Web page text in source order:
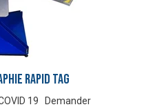
RAPID TAG
19 Demander